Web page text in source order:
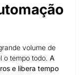
volume de
o tempo todo. A
e libera tempo